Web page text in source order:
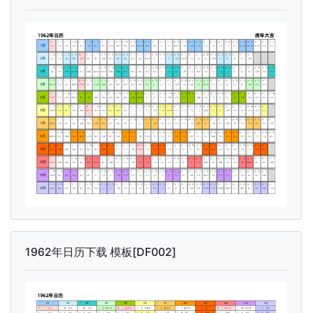
1962年日历下载 模板[DF002]